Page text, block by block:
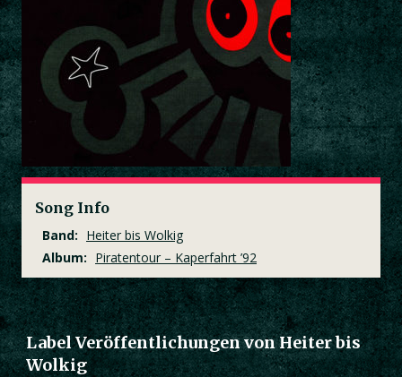
Song Info
Band: Heiter bis Wolkig
Album: Piratentour – Kaperfahrt ’92
Label Veröffentlichungen von Heiter bis
Wolkig